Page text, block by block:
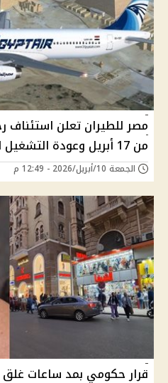
مصر للطيران تعلن استئناف
من 17 أبريل وعودة التشغيل الكامل
الجمعة 10/أبريل/2026 - 12:49 م